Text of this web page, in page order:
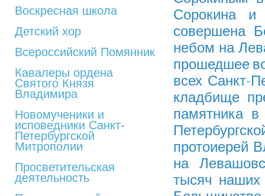
Воскресная школа
Детский хор
Всероссийский Помянник
Кавалеры ордена
Святого Князя
Владимира
Новомученики и
исповедники Санкт-
Петербургской
Митрополии
Просветительская
деятельность
Сорокина и
совершена
небом на
прошедшее
всех Санкт-
кладбище
памятника
протоиерей
на
тысяч наших